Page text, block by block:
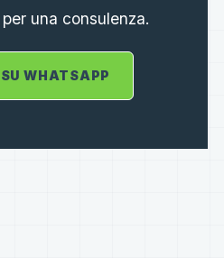
una consulenza.
WHATSAPP